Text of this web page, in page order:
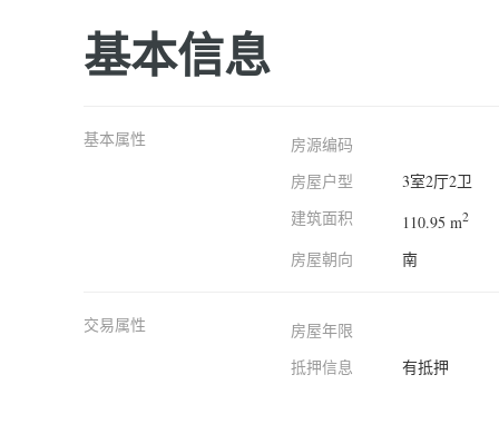
基本信息
基本属性
房源编码
房屋户型
3室2厅2卫
建筑面积
110.95 m2
房屋朝向 南
交易属性
房屋年限
抵押信息
有抵押